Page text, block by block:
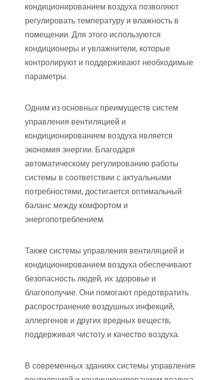
кондиционированием воздуха позволяют
регулировать температуру и влажность в
помещении. Для этого используются
кондиционеры и увлажнители, которые
контролируют и поддерживают необходимые
параметры.
Одним из основных преимуществ систем
управления вентиляцией и
кондиционированием воздуха является
экономия энергии. Благодаря
автоматическому регулированию работы
системы в соответствии с актуальными
потребностями, достигается оптимальный
баланс между комфортом и
энергопотреблением.
Также системы управления вентиляцией и
кондиционированием воздуха обеспечивают
безопасность людей, их здоровье и
благополучие. Они помогают предотвратить
распространение воздушных инфекций,
аллергенов и других вредных веществ,
поддерживая чистоту и качество воздуха.
В современных зданиях системы управления